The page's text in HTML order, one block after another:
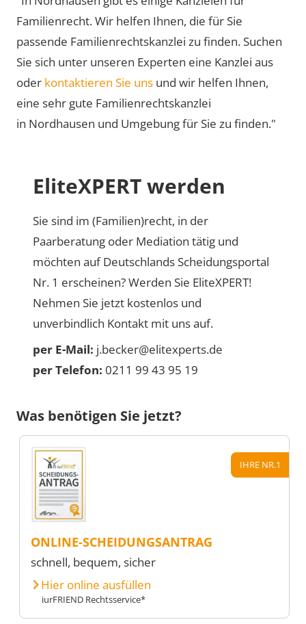
Familienrecht. Wir helfen Ihnen, die für Sie
passende Familienrechtskanzlei zu finden. Suchen
Sie sich unter unseren Experten eine Kanzlei aus
oder kontaktieren Sie uns und wir helfen Ihnen,
eine sehr gute Familienrechtskanzlei
in Nordhausen und Umgebung für Sie zu finden."
EliteXPERT werden
Sie sind im (Familien)recht, in der
Paarberatung oder Mediation tätig und
möchten auf Deutschlands Scheidungsportal
Nr. 1 erscheinen? Werden Sie EliteXPERT!
Nehmen Sie jetzt kostenlos und
unverbindlich Kontakt mit uns auf.
per E-Mail: j.becker@elitexperts.de
per Telefon: 0211 99 43 95 19
Was benötigen Sie jetzt?
IHRE NR.1
ONLINE-SCHEIDUNGSANTRAG
schnell, bequem, sicher
Hier online ausfüllen
iurFRIEND Rechtsservice*